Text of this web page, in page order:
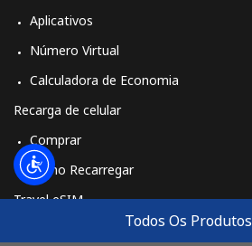
Todos Os Produtos
Aplicativos
Número Virtual
Calculadora de Economia
Recarga de celular
Comprar
Como Recarregar
Travel eSIM